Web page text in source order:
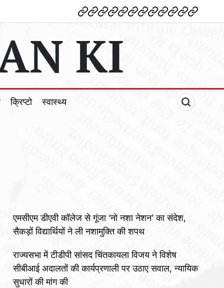
देश विदेशपोलटिकल
मनोरंजन
शिक्षाटेक्नोलॉजी
व्यापारक्राइम
धर्म खेलक्रिप्टोस्वास्थ्य
KI
क्रिप्टो स्वास्थ्य
एमसीएम डीएवी कॉलेज से गूंजा ‘नो नशा नेशन’ का संदेश,
सैकड़ों विद्यार्थियों ने ली नशामुक्ति की शपथ
राज्यसभा में टीडीपी सांसद चिंतकायला विजय ने विशेष
सीबीआई अदालतों की कार्यप्रणाली पर उठाए सवाल, न्यायिक
सुधारों की मांग की